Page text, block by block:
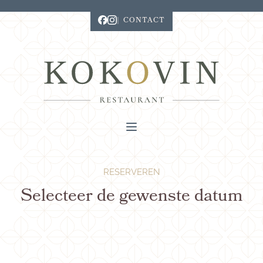
to
content
CONTACT
RESERVEREN
Selecteer de gewenste datum